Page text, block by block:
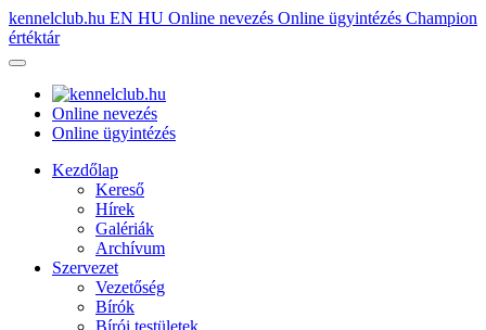
kennelclub.hu EN HU Online nevezés Online ügyintézés Champion
értéktár
Online nevezés
Online ügyintézés
Kezdőlap
Kereső
Hírek
Galériák
Archívum
Szervezet
Vezetőség
Bírók
Bírói testületek